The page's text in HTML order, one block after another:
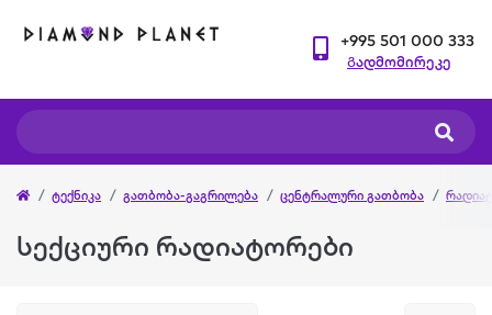
+995 501 000 333
Გადმომირეკე
ტექნიკა გათბობა-გაგრილება ცენტრალური გათბობა
სექციური რადიატორები